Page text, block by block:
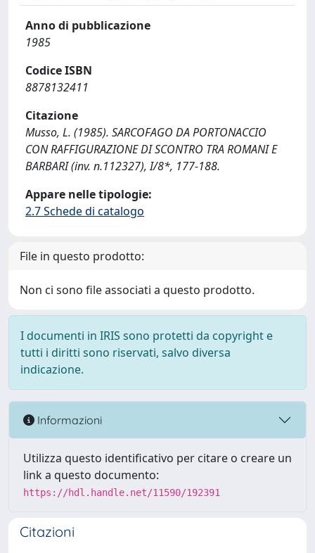
Anno di pubblicazione
1985
Codice ISBN
8878132411
Citazione
Musso, L. (1985). SARCOFAGO DA PORTONACCIO
CON RAFFIGURAZIONE DI SCONTRO TRA ROMANI E
BARBARI (inv. n.112327), I/8*, 177-188.
Appare nelle tipologie:
2.7 Schede di catalogo
File in questo prodotto:
Non ci sono file associati a questo prodotto.
I documenti in IRIS sono protetti da copyright e
tutti i diritti sono riservati, salvo diversa
indicazione.
Informazioni
Utilizza questo identificativo per citare o creare un
link a questo documento:
https://hdl.handle.net/11590/192391
Citazioni